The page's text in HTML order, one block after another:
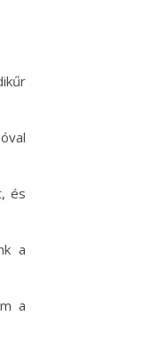
és
a
a